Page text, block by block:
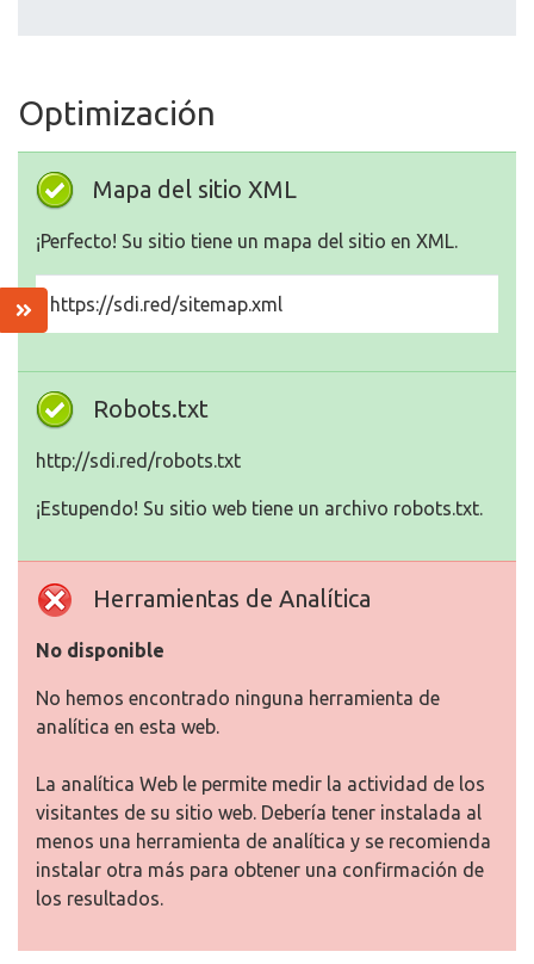
Optimización
Mapa del sitio XML
¡Perfecto! Su sitio tiene un mapa del sitio en XML.
https://sdi.red/sitemap.xml
Robots.txt
http://sdi.red/robots.txt
¡Estupendo! Su sitio web tiene un archivo robots.txt.
Herramientas de Analítica
No disponible
No hemos encontrado ninguna herramienta de
analítica en esta web.
La analítica Web le permite medir la actividad de los
visitantes de su sitio web. Debería tener instalada al
menos una herramienta de analítica y se recomienda
instalar otra más para obtener una confirmación de
los resultados.